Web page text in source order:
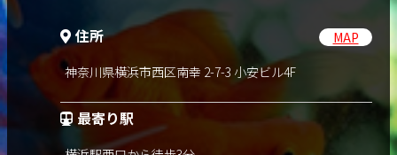
住所
神奈川県横浜市西区南幸 2-7-3 小安ビル4F
MAP
最寄り駅